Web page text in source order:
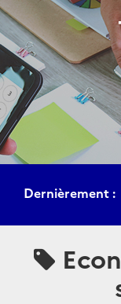
Dernièrement :